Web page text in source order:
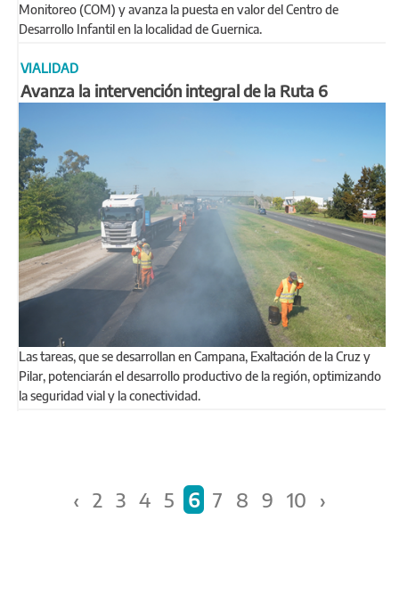
Monitoreo (COM) y avanza la puesta en valor del Centro de
Desarrollo Infantil en la localidad de Guernica.
VIALIDAD
Avanza la intervención integral de la Ruta 6
Las tareas, que se desarrollan en Campana, Exaltación de la Cruz y
Pilar, potenciarán el desarrollo productivo de la región, optimizando
la seguridad vial y la conectividad.
‹ 2 3 4 5 6 7 8 9 10 ›